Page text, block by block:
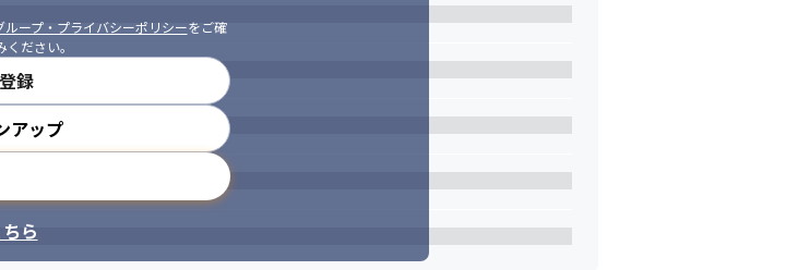
ループ・プライバシーポリシーをご確
ださい。
録
アップ
ら